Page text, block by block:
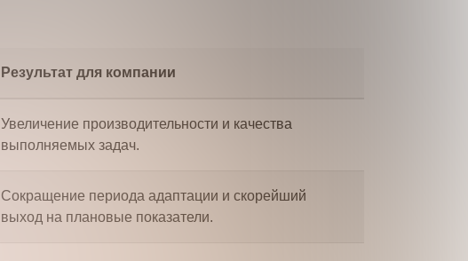
Результат для компании
Увеличение производительности и качества
выполняемых задач.
Сокращение периода адаптации и скорейший
выход на плановые показатели.